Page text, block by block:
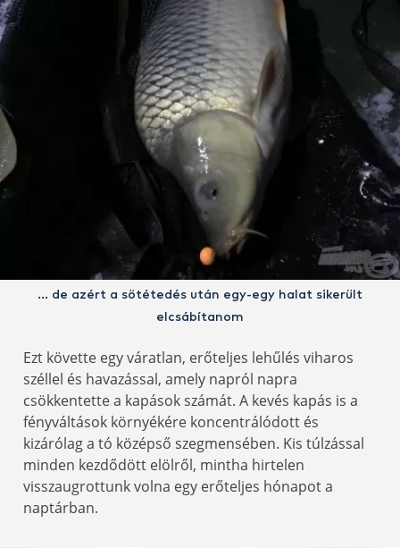
… de azért a sötétedés után egy-egy halat sikerült
elcsábítanom
Ezt követte egy váratlan, erőteljes lehűlés viharos
széllel és havazással, amely napról napra
csökkentette a kapások számát. A kevés kapás is a
fényváltások környékére koncentrálódott és
kizárólag a tó középső szegmensében. Kis túlzással
minden kezdődött elölről, mintha hirtelen
visszaugrottunk volna egy erőteljes hónapot a
naptárban.